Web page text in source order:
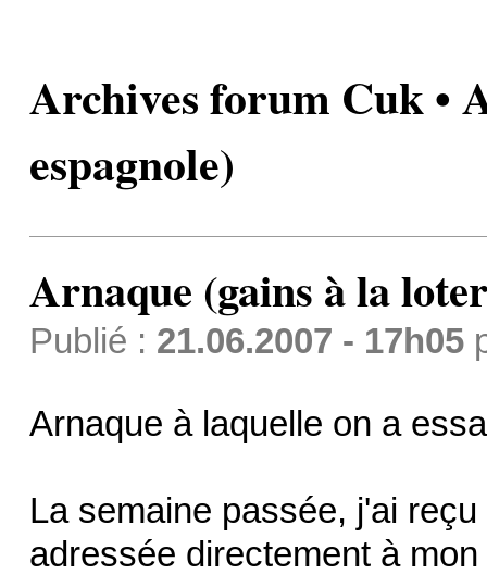
Archives forum Cuk •
espagnole)
Arnaque (gains à la
Publié : 21.06.2007 - 17h05
Arnaque à laquelle on a
La semaine passée, j'ai
adressée directement à